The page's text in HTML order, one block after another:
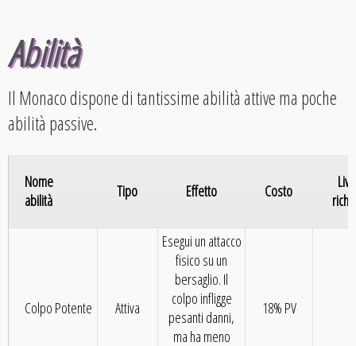
Abilità
Il Monaco dispone di tantissime abilità attive ma poche
abilità passive.
Nome
abilità
Tipo Effetto Costo
Colpo Potente Attiva
Esegui un attacco
fisico su un
bersaglio. Il
colpo infligge
pesanti danni,
ma ha meno
18% PV